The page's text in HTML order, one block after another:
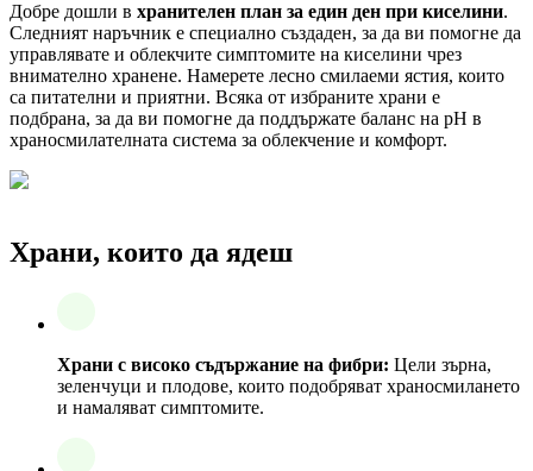
Добре дошли в хранителен план за един ден при киселини.
Следният наръчник е специално създаден, за да ви помогне да
управлявате и облекчите симптомите на киселини чрез
внимателно хранене. Намерете лесно смилаеми ястия, които
са питателни и приятни. Всяка от избраните храни е
подбрана, за да ви помогне да поддържате баланс на pH в
храносмилателната система за облекчение и комфорт.
Храни, които да ядеш
Храни с високо съдържание на фибри: Цели зърна,
зеленчуци и плодове, които подобряват храносмилането
и намаляват симптомите.